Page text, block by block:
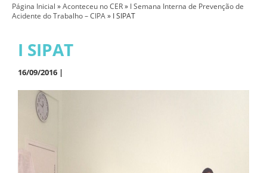
Página Inicial »Aconteceu no CER» I Semana Interna de Prevenção de
Acidente do Trabalho – CIPA» I SIPAT
I SIPAT
16/09/2016 |